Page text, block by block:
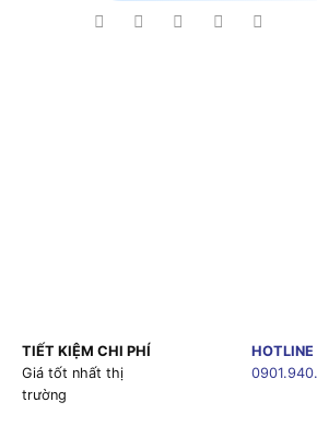
TIẾT KIỆM CHI PHÍ
Giá tốt nhất thị
trường
HOTLINE